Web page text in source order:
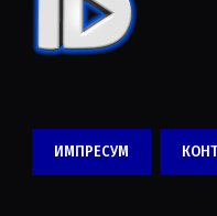
ИМПРЕСУМ